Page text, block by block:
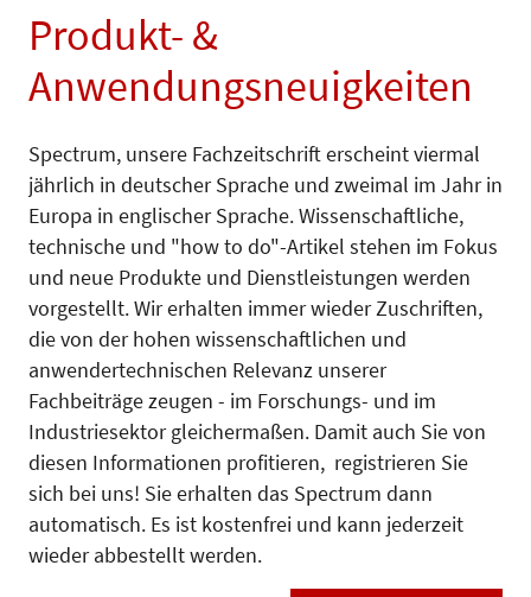
Produkt- &
Anwendungsneuigkeiten
Spectrum, unsere Fachzeitschrift erscheint viermal
jährlich in deutscher Sprache und zweimal im Jahr in
Europa in englischer Sprache. Wissenschaftliche,
technische und "how to do"-Artikel stehen im Fokus
und neue Produkte und Dienstleistungen werden
vorgestellt. Wir erhalten immer wieder Zuschriften,
die von der hohen wissenschaftlichen und
anwendertechnischen Relevanz unserer
Fachbeiträge zeugen - im Forschungs- und im
Industriesektor gleichermaßen. Damit auch Sie von
diesen Informationen profitieren, registrieren Sie
sich bei uns! Sie erhalten das Spectrum dann
automatisch. Es ist kostenfrei und kann jederzeit
wieder abbestellt werden.